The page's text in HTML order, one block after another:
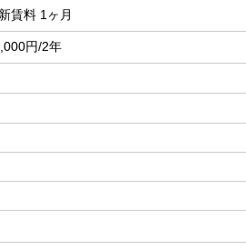
賃料 1ヶ月
円/2年